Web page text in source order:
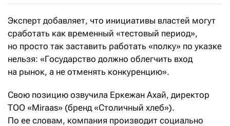
Эксперт добавляет, что инициативы властей могут
сработать как временный «тестовый период»,
но просто так заставить работать «полку» по указке
нельзя: «Государство должно облегчить вход
на рынок, а не отменять конкуренцию».
Свою позицию озвучила Еркежан Ахай, директор
ТОО «Miraas» (бренд «Столичный хлеб»).
По ее словам, компания производит социально